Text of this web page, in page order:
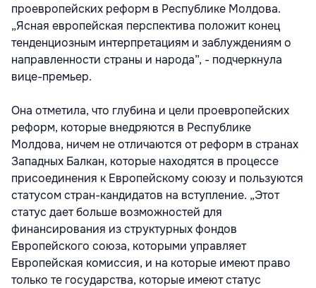
проевропейских реформ в Республике Молдова.
„Ясная европейская перспектива положит конец
тенденциозным интерпретациям и заблуждениям о
направленности страны и народа”, - подчеркнула
вице-премьер.
Она отметила, что глубина и цели проевропейских
реформ, которые внедряются в Республике
Молдова, ничем не отличаются от реформ в странах
Западных Балкан, которые находятся в процессе
присоединения к Европейскому союзу и пользуются
статусом стран-кандидатов на вступление. „Этот
статус дает больше возможностей для
финансирования из структурных фондов
Европейского союза, которыми управляет
Европейская комиссия, и на которые имеют право
только те государства, которые имеют статус